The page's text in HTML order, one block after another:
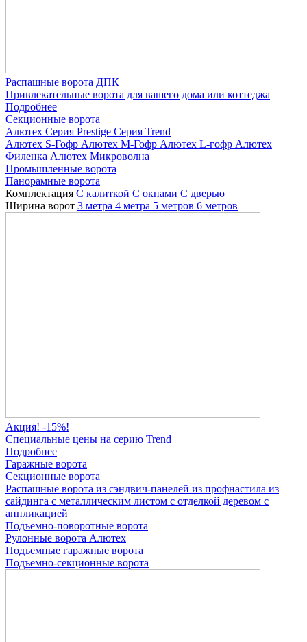
Распашные ворота ДПК
Привлекательные ворота для вашего дома или коттеджа
Подробнее
Секционные ворота
Алютех Серия Prestige Серия Trend
Алютех S-Гофр Алютех M-Гофр Алютех L-гофр Алютех
Филенка Алютех Микроволна
Промышленные ворота
Панорамные ворота
Комплектация С калиткой С окнами C дверью
Ширина ворот 3 метра 4 метра 5 метров 6 метров
Акция! -15%!
Специальные цены на серию Trend
Подробнее
Гаражные ворота
Секционные ворота
Распашные ворота из сэндвич-панелей из профнастила из
сайдинга с металлическим листом с отделкой деревом с
аппликацией
Подъемно-поворотные ворота
Рулонные ворота Алютех
Подъемные гаражные ворота
Подъемно-секционные ворота